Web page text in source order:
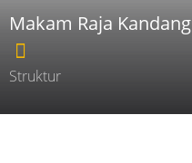
Makam Raja Kandang
Struktur